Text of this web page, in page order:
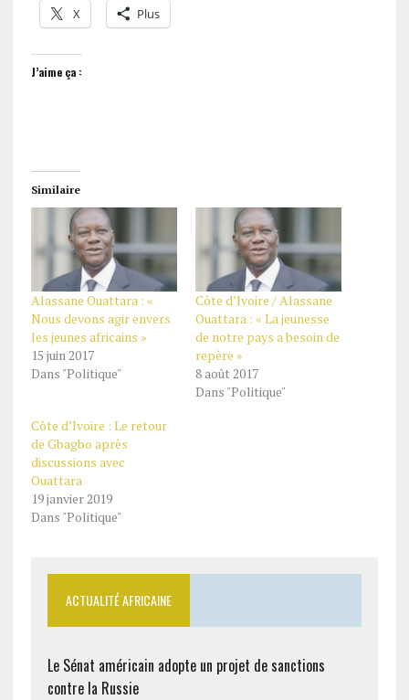
X Plus
J’aime ça :
Similaire
Alassane Ouattara : «
Nous devons agir envers
les jeunes africains »
15 juin 2017
Dans "Politique"
Côte d’Ivoire / Alassane
Ouattara : « La jeunesse
de notre pays a besoin de
repère »
8 août 2017
Dans "Politique"
Côte d’Ivoire : Le retour
de Gbagbo après
discussions avec
Ouattara
19 janvier 2019
Dans "Politique"
ACTUALITÉ AFRICAINE
Le Sénat américain adopte un projet de sanctions
contre la Russie